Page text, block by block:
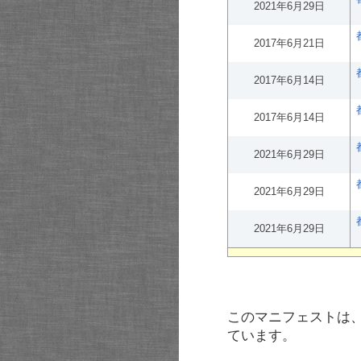
2021年6月29日
2017年6月21日
2017年6月14日
2017年6月14日
2021年6月29日
2021年6月29日
2021年6月29日
このマニフェストは
ています。